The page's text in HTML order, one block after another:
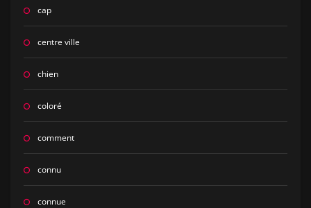
cap
centre ville
chien
coloré
comment
connu
connue